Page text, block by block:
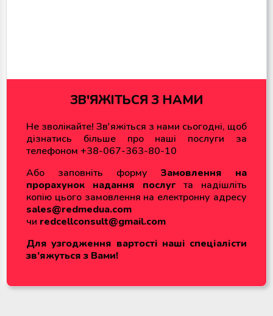
ЗВ'ЯЖІТЬСЯ З НАМИ
Не зволікайте! Зв'яжіться з нами сьогодні, щоб
дізнатись більше про наші послуги за
телефоном +38-067-363-80-10
Або заповніть форму
Замовлення на
прорахунок надання послуг та
надішліть
копію цього замовлення на електронну адресу
sales@redmedua.com
чи redcellconsult@gmail.com
Для узгодження вартості наші спеціалісти
зв’яжуться з Вами!